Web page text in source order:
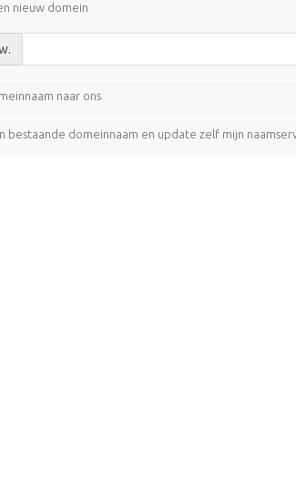
nieuw domein
naar ons
bestaande domeinnaam en update zelf mijn